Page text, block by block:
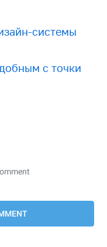
системы
с точки